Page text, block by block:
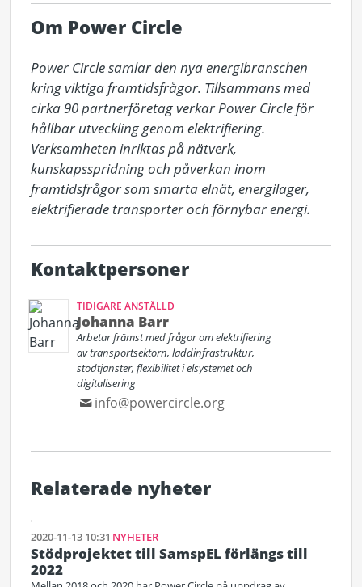
Om Power Circle
Power Circle samlar den nya energibranschen
kring viktiga framtidsfrågor. Tillsammans med
cirka 90 partnerföretag verkar Power Circle för
hållbar utveckling genom elektrifiering.
Verksamheten inriktas på nätverk,
kunskapsspridning och påverkan inom
framtidsfrågor som smarta elnät, energilager,
elektrifierade transporter och förnybar energi.
Kontaktpersoner
TIDIGARE ANSTÄLLD
Johanna Barr
Arbetar främst med frågor om elektrifiering
av transportsektorn, laddinfrastruktur,
stödtjänster, flexibilitet i elsystemet och
digitalisering
info@powercircle.org
Relaterade nyheter
2020-11-13 10:31 NYHETER
Stödprojektet till SamspEL förlängs till
2022